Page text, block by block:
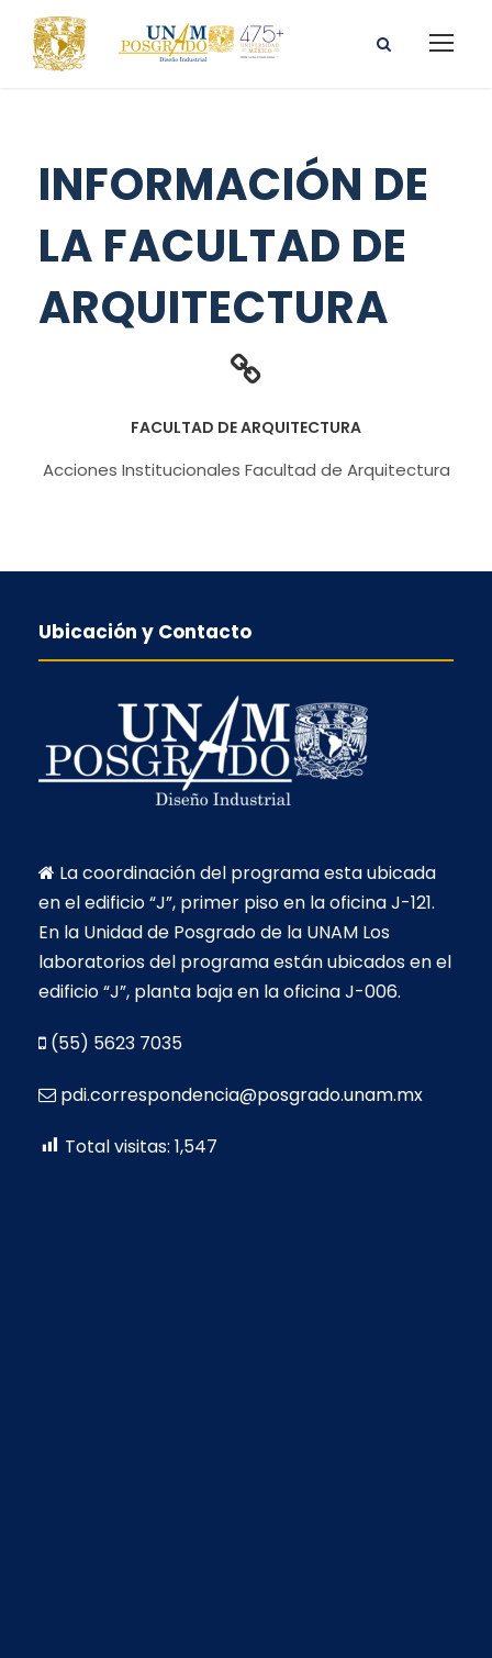
INFORMACIÓN DE
LA FACULTAD DE
ARQUITECTURA
FACULTAD DE ARQUITECTURA
Acciones Institucionales Facultad de Arquitectura
Ubicación y Contacto
La coordinación del programa esta ubicada
en el edificio “J”, primer piso en la oficina J-121.
En la Unidad de Posgrado de la UNAM Los
laboratorios del programa están ubicados en el
edificio “J”, planta baja en la oficina J-006.
(55) 5623 7035
pdi.correspondencia@posgrado.unam.mx
Total visitas: 1,547